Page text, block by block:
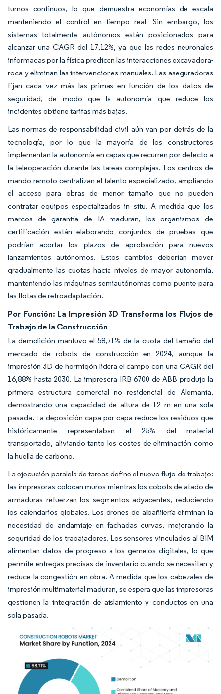
turnos continuos, lo que demuestra economías de escala
manteniendo el control en tiempo real. Sin embargo, los
sistemas totalmente autónomos están posicionados para
alcanzar una CAGR del 17,12%, ya que las redes neuronales
informadas por la física predicen las interacciones excavadora-
roca y eliminan las intervenciones manuales. Las aseguradoras
fijan cada vez más las primas en función de los datos de
seguridad, de modo que la autonomía que reduce los
incidentes obtiene tarifas más bajas.
Las normas de responsabilidad civil aún van por detrás de la
tecnología, por lo que la mayoría de los constructores
implementan la autonomía en capas que recurren por defecto a
la teleoperación durante las tareas complejas. Los centros de
mando remoto centralizan el talento especializado, ampliando
el acceso para obras de menor tamaño que no pueden
contratar equipos especializados in situ. A medida que los
marcos de garantía de IA maduran, los organismos de
certificación están elaborando conjuntos de pruebas que
podrían acortar los plazos de aprobación para nuevos
lanzamientos autónomos. Estos cambios deberían mover
gradualmente las cuotas hacia niveles de mayor autonomía,
manteniendo las máquinas semiautónomas como puente para
las flotas de retroadaptación.
Por Función: La Impresión 3D Transforma los Flujos de
Trabajo de la Construcción
La demolición mantuvo el 58,71% de la cuota del tamaño del
mercado de robots de construcción en 2024, aunque la
impresión 3D de hormigón lidera el campo con una CAGR del
16,88% hasta 2030. La impresora IRB 6700 de ABB produjo la
primera estructura comercial no residencial de Alemania,
demostrando una capacidad de altura de 12 m en una sola
pasada. La deposición capa por capa reduce los residuos que
históricamente representaban el 25% del material
transportado, aliviando tanto los costes de eliminación como
la huella de carbono.
La ejecución paralela de tareas define el nuevo flujo de trabajo:
las impresoras colocan muros mientras los cobots de atado de
armaduras refuerzan los segmentos adyacentes, reduciendo
los calendarios globales. Los drones de albañilería eliminan la
necesidad de andamiaje en fachadas curvas, mejorando la
seguridad de los trabajadores. Los sensores vinculados al BIM
alimentan datos de progreso a los gemelos digitales, lo que
permite entregas precisas de inventario cuando se necesitan y
reduce la congestión en obra. A medida que los cabezales de
impresión multimaterial maduran, se espera que las impresoras
gestionen la integración de aislamiento y conductos en una
sola pasada.